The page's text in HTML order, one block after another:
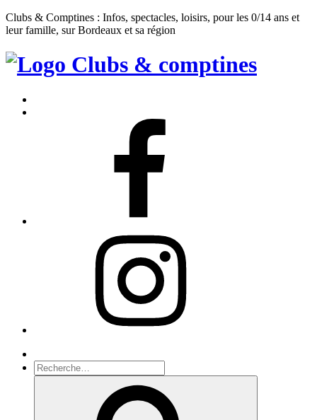
Clubs & Comptines : Infos, spectacles, loisirs, pour les 0/14 ans et
leur famille, sur Bordeaux et sa région
Clubs
Comptines
Recherche
pour